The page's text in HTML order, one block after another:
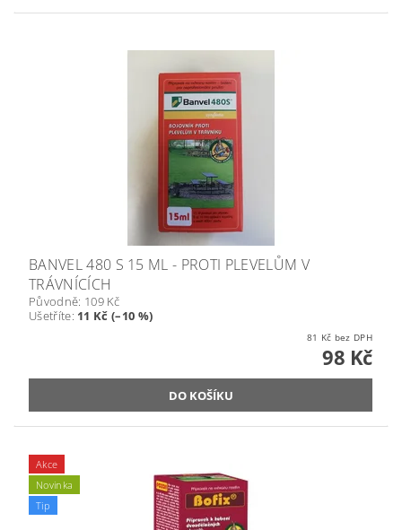
BANVEL 480 S 15 ML - PROTI PLEVELŮM V
TRÁVNÍCÍCH
Původně: 109 Kč
Ušetříte: 11 Kč (–10 %)
81 Kč bez DPH
98 Kč
Akce
Novinka
Tip